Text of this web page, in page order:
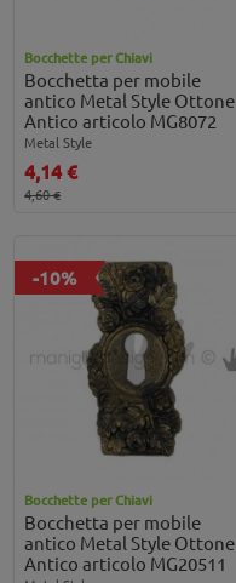
Bocchette per Chiavi
Bocchetta per mobile
antico Metal Style Ottone
Antico articolo MG8072
Metal Style
4,14 €
4,60 €
-10%
Bocchette per Chiavi
Bocchetta per mobile
antico Metal Style Ottone
Antico articolo MG20511